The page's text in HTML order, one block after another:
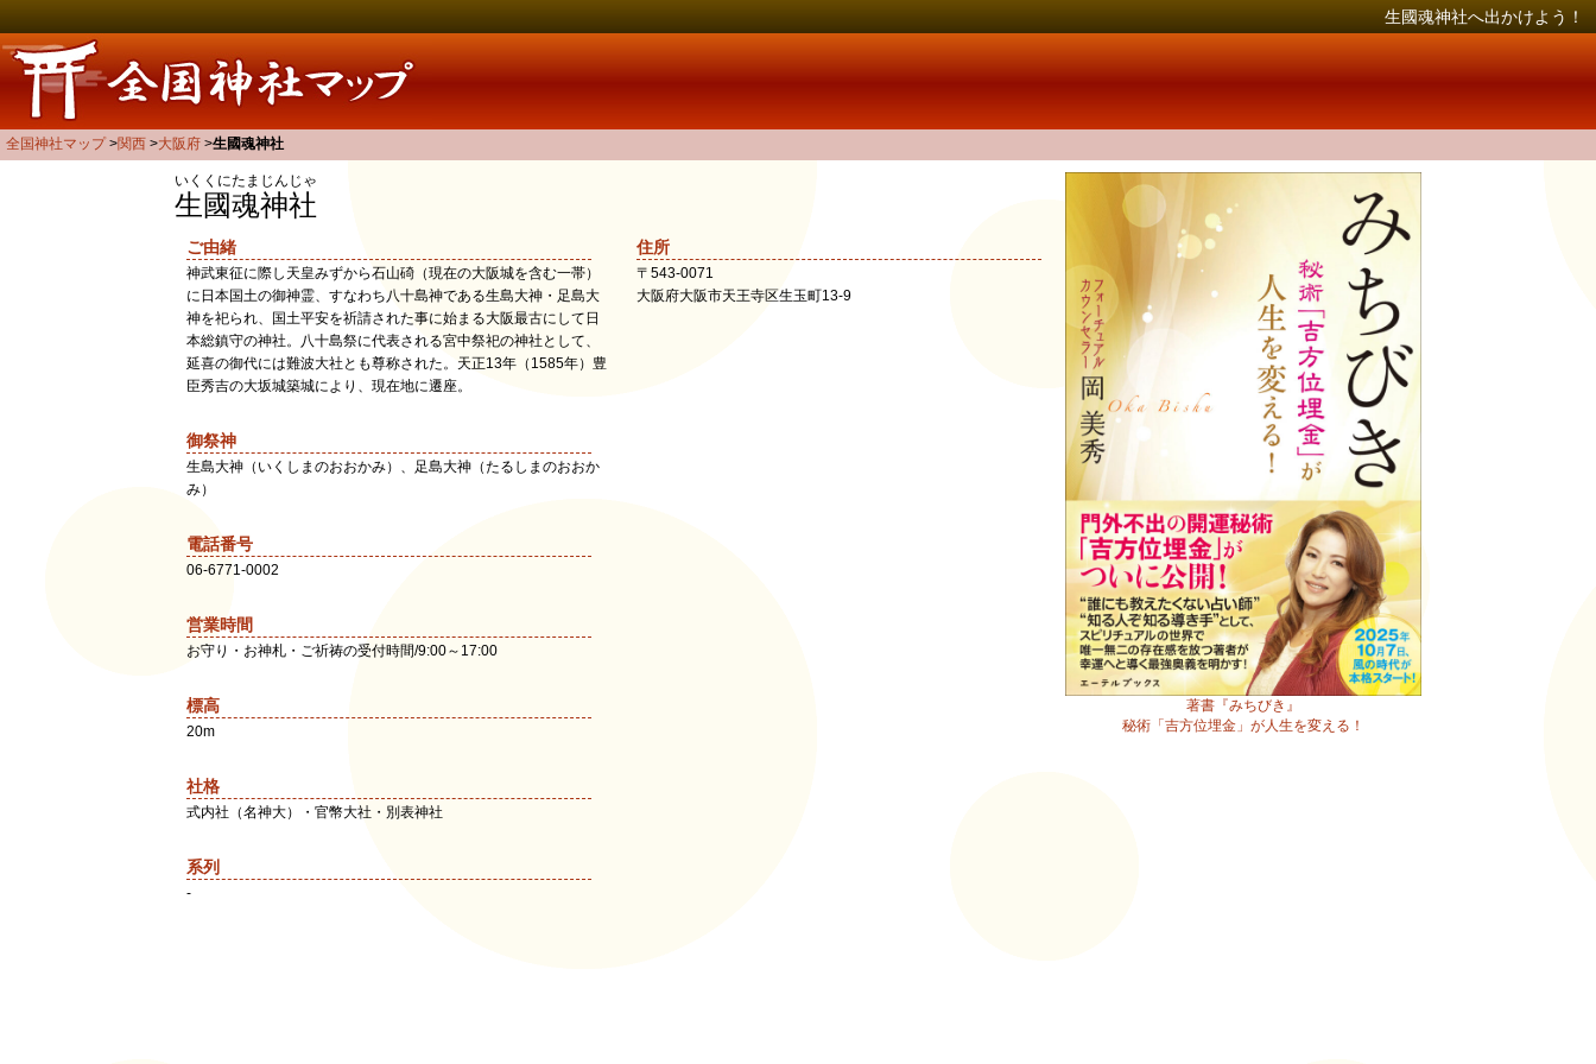
生國魂神社へ出かけよう！
全国神社マップ 関西 大阪府 生國魂神社
著書『みちびき』
秘術「吉方位埋金」が人生を変える！
生國魂神社
いくくにたまじんじゃ
ご由緒
神武東征に際し天皇みずから石山碕（現在の大阪城を含む一帯）
に日本国土の御神霊、すなわち八十島神である生島大神・足島大
神を祀られ、国土平安を祈請された事に始まる大阪最古にして日
本総鎮守の神社。八十島祭に代表される宮中祭祀の神社として、
延喜の御代には難波大社とも尊称された。天正13年（1585年）豊
臣秀吉の大坂城築城により、現在地に遷座。
住所
〒 543-0071
大阪府大阪市天王寺区生玉町13-9
御祭神
生島大神（いくしまのおおかみ）、足島大神（たるしまのおおか
み）
電話番号
06-6771-0002
営業時間
お守り・お神札・ご祈祷の受付時間/9:00～17:00
標高
20m
社格
式内社（名神大）・官幣大社・別表神社
系列
-